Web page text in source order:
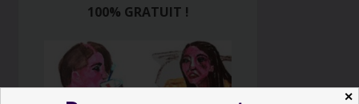
100% GRATUIT !
✕